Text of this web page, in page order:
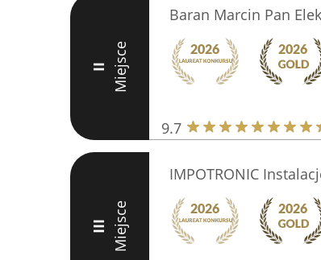
II Miejsce
Baran Marcin Pan
9.7
III Miejsce
IMPOTRONIC